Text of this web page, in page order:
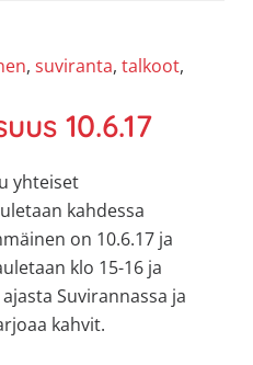
, suviranta, talkoot,
10.6.17
yhteiset
kahdessa
on 10.6.17 ja
klo 15-16 ja
Suvirannassa ja
kahvit.